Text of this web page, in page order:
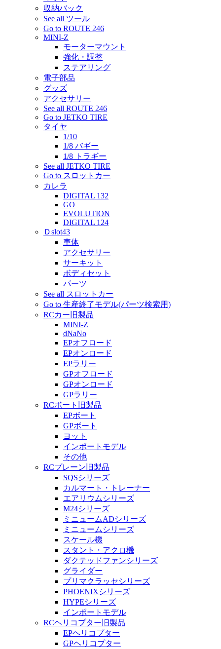
収納バック
See all ツール
Go to ROUTE 246
MINI-Z
モーターマウント
強化・調整
ステアリング
電子部品
グッズ
アクセサリー
See all ROUTE 246
Go to JETKO TIRE
タイヤ
1/10
1/8 バギー
1/8 トラギー
See all JETKO TIRE
Go to スロットカー
カレラ
DIGITAL 132
GO
EVOLUTION
DIGITAL 124
Ｄslot43
車体
アクセサリー
サーキット
ボディセット
パーツ
See all スロットカー
Go to 生産終了モデル(パーツ検索用)
RCカー旧製品
MINI-Z
dNaNo
EPオフロード
EPオンロード
EPラリー
GPオフロード
GPオンロード
GPラリー
RCボート旧製品
EPボート
GPボート
ヨット
インポートモデル
その他
RCプレーン旧製品
SQSシリーズ
カルマート・トレーナー
エアリウムシリーズ
M24シリーズ
ミニュームADシリーズ
ミニュームシリーズ
スケール機
スタント・アクロ機
ダクテッドファンシリーズ
グライダー
プリマクラッセシリーズ
PHOENIXシリーズ
HYPEシリーズ
インポートモデル
RCヘリコプター旧製品
EPヘリコプター
GPヘリコプター